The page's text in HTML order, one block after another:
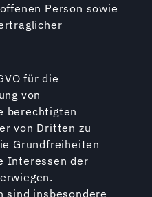
Person sowie
für die
von
berechtigten
von Dritten zu
Grundfreiheiten
Interessen der
sind insbesondere